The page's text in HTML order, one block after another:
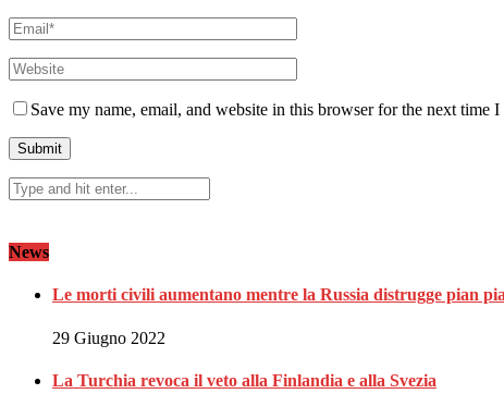
Save my name, email, and website in this browser for the next time I
News
Le morti civili aumentano mentre la Russia distrugge pian
29 Giugno 2022
La Turchia revoca il veto alla Finlandia e alla Svezia